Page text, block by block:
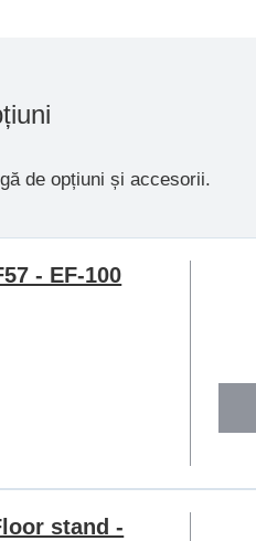
de opțiuni și accesorii.
- EF-100
stand -